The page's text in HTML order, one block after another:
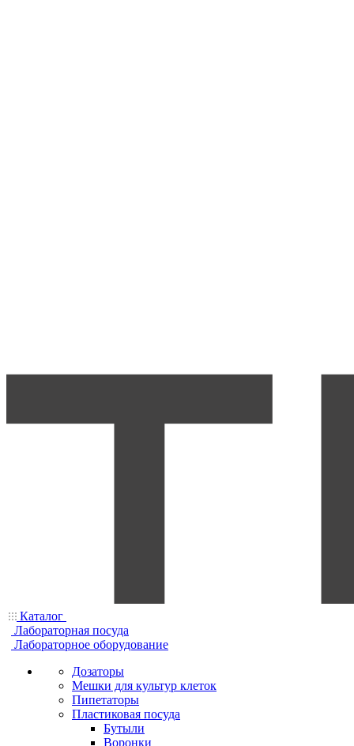
Каталог
Лабораторная посуда
Лабораторное оборудование
Дозаторы
Мешки для культур клеток
Пипетаторы
Пластиковая посуда
Бутыли
Воронки